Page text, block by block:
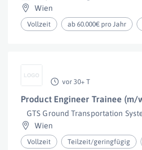
Wien
Vollzeit ab 60.000€ pro Jahr
vor 30+ T
Product Engineer Trainee (m/
GTS Ground Transportation
Wien
Vollzeit Teilzeit/geringfügig